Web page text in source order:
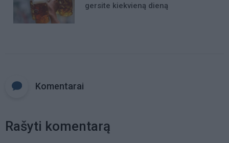
gersite kiekvieną dieną
Komentarai
Rašyti komentarą